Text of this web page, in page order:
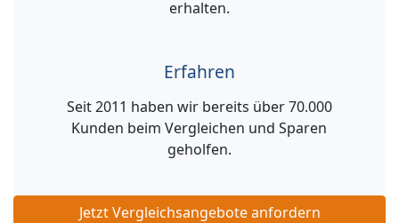
erhalten.
Erfahren
Seit 2011 haben wir bereits über 70.000
Kunden beim Vergleichen und Sparen
geholfen.
Jetzt Vergleichsangebote anfordern